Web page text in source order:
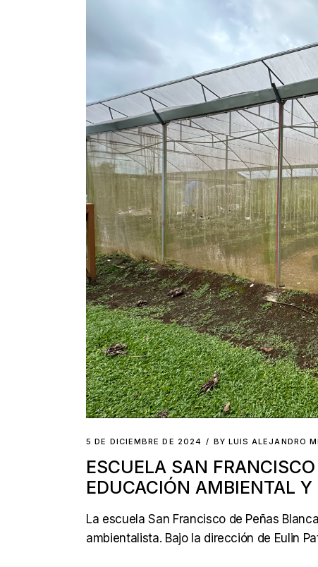
5 DE DICIEMBRE DE 2024 BY LUIS ALEJANDRO
ESCUELA SAN
EDUCACIÓN AMBIENTAL
La escuela San Francisco de Peñas
ambientalista. Bajo la dirección de Eulin